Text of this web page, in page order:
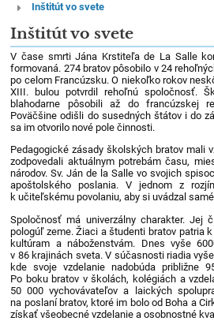
Inštitút
vo
svete
Inštitút vo svete
Inštitút vo svete
V čase smrti Jána Krstiteľa de La Salle
formovaná. 274 bratov pôsobilo v 24
po celom Francúzsku. O niekoľko rokov
XIII. bulou potvrdil rehoľnú spoločnosť.
blahodarne pôsobili až do francúzskej
Poväčšine odišli do susedných štátov i do
sa im otvorilo nové pole činnosti.
Pedagogické zásady školských bratov mali
zodpovedali aktuálnym potrebám času,
národov. Sv. Ján de la Salle vo svojich
apoštolského poslania. V jednom z
k učiteľskému povolaniu, aby si uvádzal
Spoločnosť má univerzálny charakter. Jej
pologúľ zeme. Žiaci a študenti bratov patria
kultúram a náboženstvám. Dnes vyše
v 86 krajinách sveta. V súčasnosti riadia
kde svoje vzdelanie nadobúda približne
Po boku bratov v školách, kolégiách a
50 000 vychovávateľov a laických
na poslaní bratov, ktoré im bolo od Boha a
získať všeobecné vzdelanie a osobnostné